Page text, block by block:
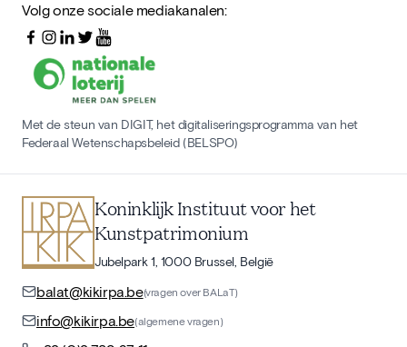
Volg onze sociale mediakanalen:
Met de steun van DIGIT, het digitaliseringsprogramma van het
Federaal Wetenschapsbeleid (BELSPO)
Koninklijk Instituut voor het
Kunstpatrimonium
Jubelpark 1, 1000 Brussel, België
balat@kikirpa.be(vragen over BALaT)
info@kikirpa.be(algemene vragen)